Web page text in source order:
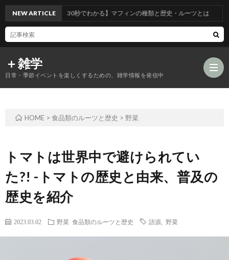
＋雑学
日常・季節イベントを楽しくするための、雑学情報を発信中
類
中
風
NEW ARTICLE
【30秒でわかる】マフィンの種類と歴史・ルーツとは
HOME > 食品類のルーツと歴史 > 野菜
トマトは世界中で避けられてい
た?! -トマトの歴史と由来、普及の
歴史を紹介
2023.03.02 野菜 食品類のルーツと歴史 語源 野菜